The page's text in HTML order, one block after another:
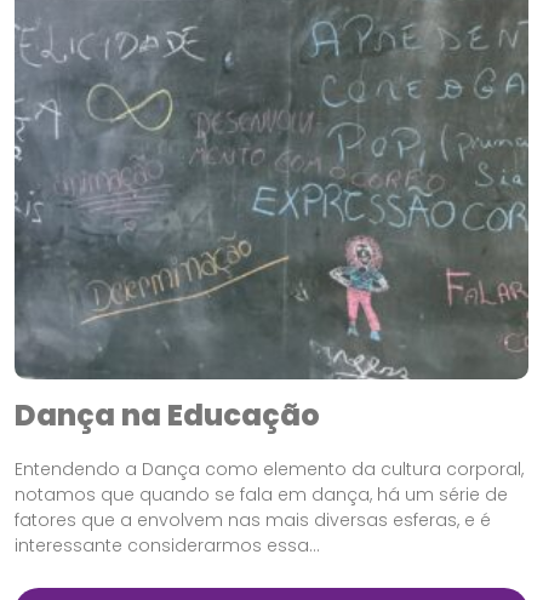
Dança na Educação
Entendendo a Dança como elemento da cultura corporal,
notamos que quando se fala em dança, há um série de
fatores que a envolvem nas mais diversas esferas, e é
interessante considerarmos essa...